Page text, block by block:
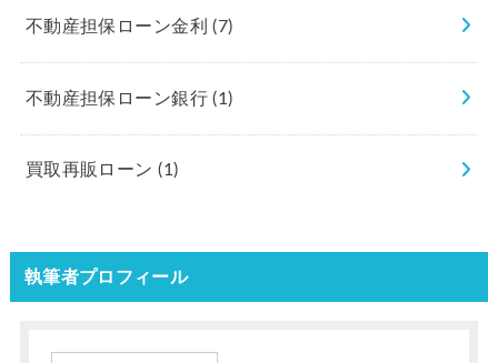
不動産担保ローン金利(7)
不動産担保ローン銀行(1)
買取再販ローン(1)
執筆者プロフィール